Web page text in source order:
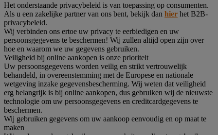
Het onderstaande privacybeleid is van toepassing op consumenten.
Als u een zakelijke partner van ons bent, bekijk dan hier het B2B-
privacybeleid.
Wij verbinden ons ertoe uw privacy te eerbiedigen en uw
persoonsgegevens te beschermen! Wij zullen altijd open zijn over
hoe en waarom we uw gegevens gebruiken.
Veiligheid bij online aankopen is onze prioriteit
Uw persoonsgegevens worden veilig en strikt vertrouwelijk
behandeld, in overeenstemming met de Europese en nationale
wetgeving inzake gegevensbescherming. Wij weten dat veiligheid
erg belangrijk is bij online aankopen, dus gebruiken wij de nieuwste
technologie om uw persoonsgegevens en creditcardgegevens te
beschermen.
Wij gebruiken gegevens om uw aankoop eenvoudig en op maat te
maken